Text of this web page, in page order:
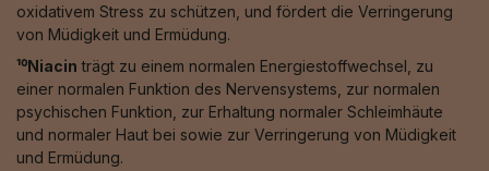
oxidativem Stress zu schützen, und fördert die Verringerung
von Müdigkeit und Ermüdung.
¹⁰Niacin trägt zu einem normalen Energiestoffwechsel, zu
einer normalen Funktion des Nervensystems, zur normalen
psychischen Funktion, zur Erhaltung normaler Schleimhäute
und normaler Haut bei sowie zur Verringerung von Müdigkeit
und Ermüdung.